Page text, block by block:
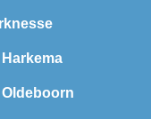
Harkema
Oldeboorn